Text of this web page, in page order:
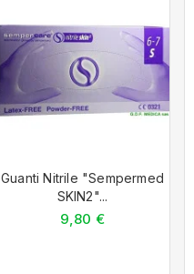
Guanti Nitrile "Sempermed
SKIN2"...
9,80 €